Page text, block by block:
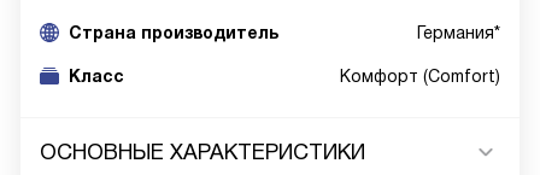
Cтрана производитель Германия*
Класс Комфорт (Comfort)
ОСНОВНЫЕ ХАРАКТЕРИСТИКИ